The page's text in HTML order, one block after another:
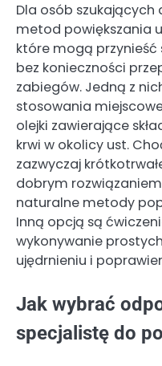
Dla osób
metod powiększania
które mogą
bez konieczności
zabiegów. Jedną z
stosowania
olejki zawierające
krwi w okolicy ust.
zazwyczaj
dobrym
naturalne metody
Inną opcją są
wykonywanie
ujędrnieniu i
Jak wybrać
specjalistę do